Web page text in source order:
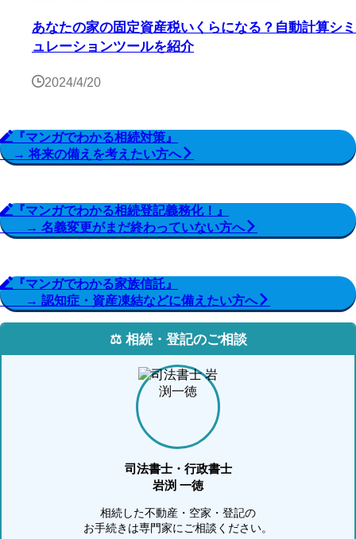
あなたの家の固定資産税いくらになる？自動計算シミ
ュレーションツールを紹介
2024/4/20
『マンガでわかる相続対策』
→ 将来の備えを考えたい方へ
『マンガでわかる相続登記義務化！』
→ 名義変更がまだ終わっていない方へ
『マンガでわかる家族信託』
→ 認知症・資産凍結などに備えたい方へ
⚖️ 相続・登記のご相談
司法書士・行政書士
岩渕 一徳
相続した不動産・空家・登記の
お手続きは専門家にご相談ください。